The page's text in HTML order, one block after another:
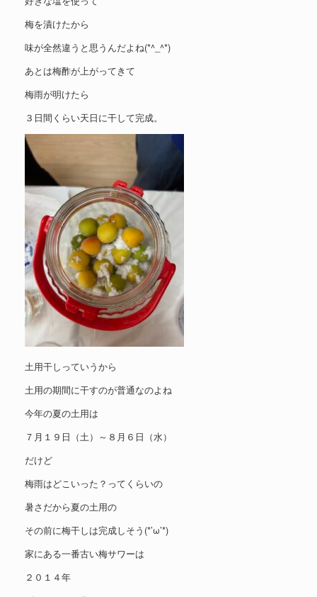
梅を漬けたから
味が全然違うと思うんだよね(*^_^*)
あとは梅酢が上がってきて
梅雨が明けたら
３日間くらい天日に干して完成。
土用干しっていうから
土用の期間に干すのが普通なのよね
今年の夏の土用は
７月１９日（土）～８月６日（水）
だけど
梅雨はどこいった？ってくらいの
暑さだから夏の土用の
その前に梅干しは完成しそう(*’ω’*)
家にある一番古い梅サワーは
２０１４年